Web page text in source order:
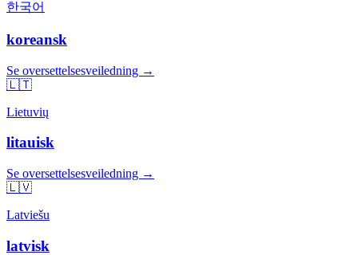
한국어
koreansk
Se oversettelsesveiledning →
🇱🇹
Lietuvių
litauisk
Se oversettelsesveiledning →
🇱🇻
Latviešu
latvisk